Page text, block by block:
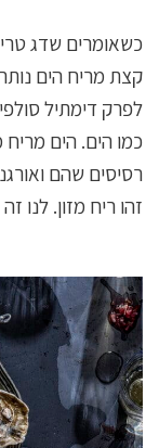
כשאומרים שדג
קצת מריח הים
לפרק דימתיל
כמו הים. הים
רסיסים שהם
זהו ריח מזון. לנו